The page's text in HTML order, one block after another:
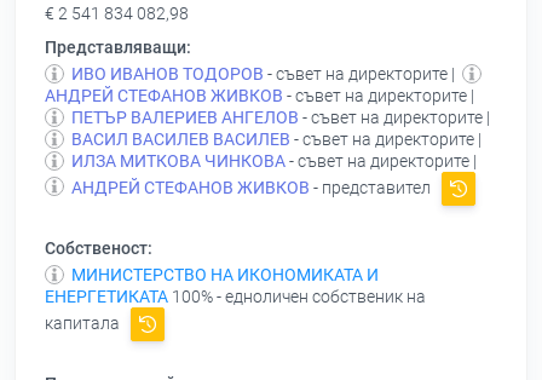
€ 2 541 834 082,98
Представляващи:
ИВО ИВАНОВ ТОДОРОВ - съвет на директорите |
АНДРЕЙ СТЕФАНОВ ЖИВКОВ - съвет на директорите |
ПЕТЪР ВАЛЕРИЕВ АНГЕЛОВ - съвет на директорите |
ВАСИЛ ВАСИЛЕВ ВАСИЛЕВ - съвет на директорите |
ИЛЗА МИТКОВА ЧИНКОВА- съвет на директорите |
АНДРЕЙ СТЕФАНОВ ЖИВКОВ - представител
Собственост:
МИНИСТЕРСТВО НА ИКОНОМИКАТА И
ЕНЕРГЕТИКАТА 100% - едноличен собственик на
капитала